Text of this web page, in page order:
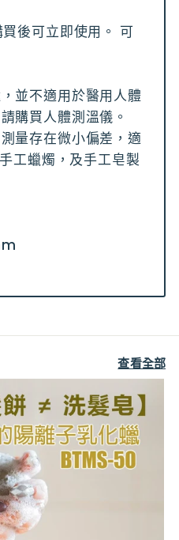
後可立即使用。 可
並不適用於醫用人體
購買人體測溫儀。
量存在微小偏差，適
工蠟燭，及手工皂製
查看全部